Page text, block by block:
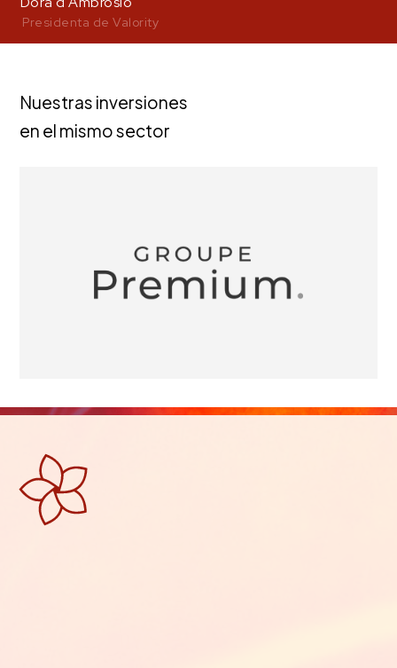
Presidenta de Valority
Nuestras inversiones
en el mismo sector